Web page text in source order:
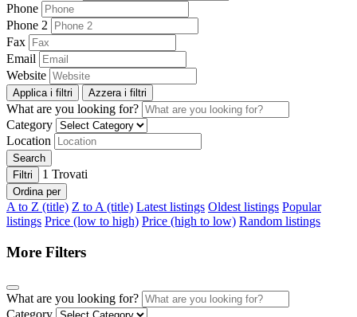
Phone
Phone 2
Fax
Email
Website
Applica i filtri Azzera i filtri
What are you looking for?
Category
Location
Search
Filtri
1 Trovati
Ordina per
A to Z (title) Z to A (title) Latest listings Oldest listings Popular
listings Price (low to high) Price (high to low) Random listings
More Filters
What are you looking for?
Category